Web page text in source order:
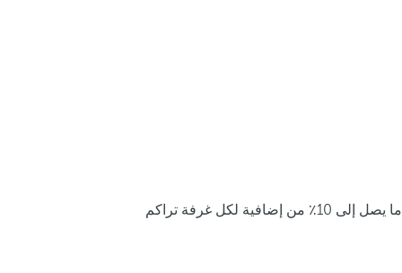
ما يصل إلى 10٪ من إضافية لكل غرفة تراكم